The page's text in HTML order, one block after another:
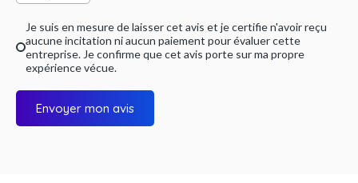
Je suis en mesure de laisser cet avis et je certifie n'avoir reçu
aucune incitation ni aucun paiement pour évaluer cette
entreprise. Je confirme que cet avis porte sur ma propre
expérience vécue.
Envoyer mon avis